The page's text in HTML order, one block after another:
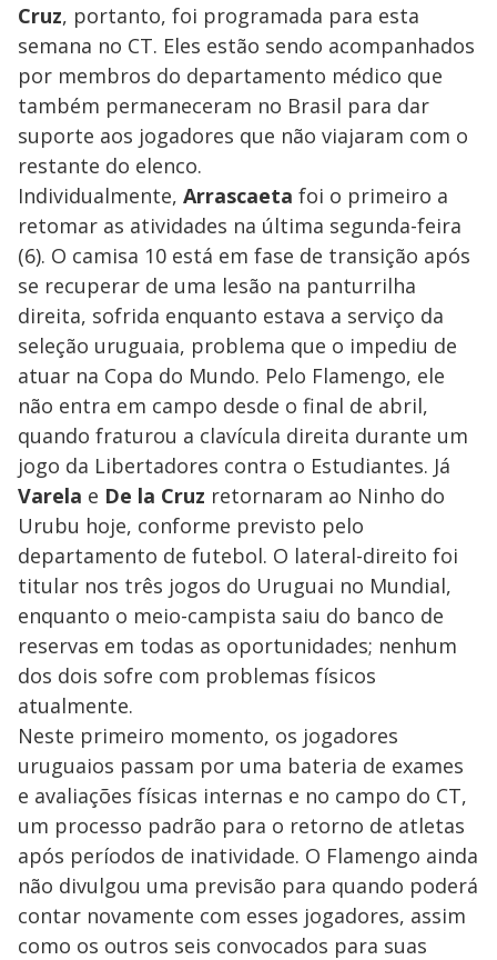
Cruz, portanto, foi programada para esta
semana no CT. Eles estão sendo acompanhados
por membros do departamento médico que
também permaneceram no Brasil para dar
suporte aos jogadores que não viajaram com o
restante do elenco.
Individualmente, Arrascaeta foi o primeiro a
retomar as atividades na última segunda-feira
(6). O camisa 10 está em fase de transição após
se recuperar de uma lesão na panturrilha
direita, sofrida enquanto estava a serviço da
seleção uruguaia, problema que o impediu de
atuar na Copa do Mundo. Pelo Flamengo, ele
não entra em campo desde o final de abril,
quando fraturou a clavícula direita durante um
jogo da Libertadores contra o Estudiantes. Já
Varela e De la Cruz retornaram ao Ninho do
Urubu hoje, conforme previsto pelo
departamento de futebol. O lateral-direito foi
titular nos três jogos do Uruguai no Mundial,
enquanto o meio-campista saiu do banco de
reservas em todas as oportunidades; nenhum
dos dois sofre com problemas físicos
atualmente.
Neste primeiro momento, os jogadores
uruguaios passam por uma bateria de exames
e avaliações físicas internas e no campo do CT,
um processo padrão para o retorno de atletas
após períodos de inatividade. O Flamengo ainda
não divulgou uma previsão para quando poderá
contar novamente com esses jogadores, assim
como os outros seis convocados para suas